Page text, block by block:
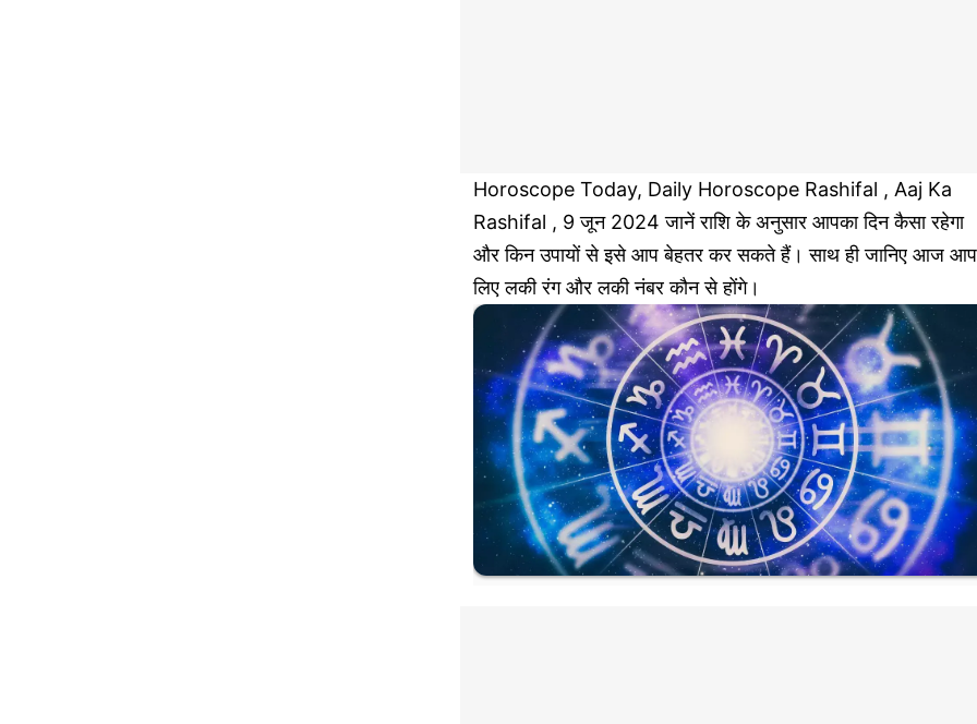
Horoscope Today, Daily Horoscope Rashifal , Aaj Ka
Rashifal , 9 जून 2024 जानें राशि के अनुसार आपका दिन कैसा रहेगा
और किन उपायों से इसे आप बेहतर कर सकते हैं। साथ ही जानिए आज
लिए लकी रंग और लकी नंबर कौन से होंगे।